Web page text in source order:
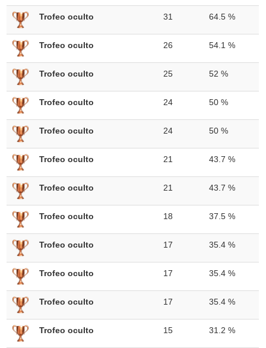
Trofeo oculto 31 64.5 %
Trofeo oculto 26 54.1 %
Trofeo oculto 25 52 %
Trofeo oculto 24 50 %
Trofeo oculto 24 50 %
Trofeo oculto 21 43.7 %
Trofeo oculto 21 43.7 %
Trofeo oculto 18 37.5 %
Trofeo oculto 17 35.4 %
Trofeo oculto 17 35.4 %
Trofeo oculto 17 35.4 %
Trofeo oculto 15 31.2 %